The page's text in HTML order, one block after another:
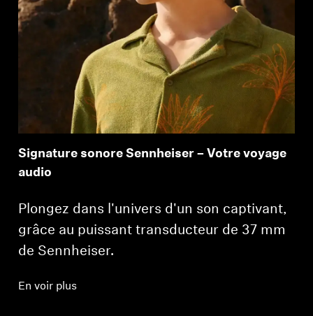
Signature sonore Sennheiser – Votre voyage
audio
Plongez dans l'univers d'un son captivant,
grâce au puissant transducteur de 37 mm
de Sennheiser.
En voir plus